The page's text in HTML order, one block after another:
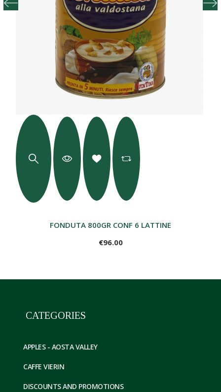
FONDUTA 800GR CONF 6 LATTINE
€96.00
CATEGORIES
APPLES - AOSTA VALLEY
CAFFE VIERIN
DISCOUNTS AND PROMOTIONS